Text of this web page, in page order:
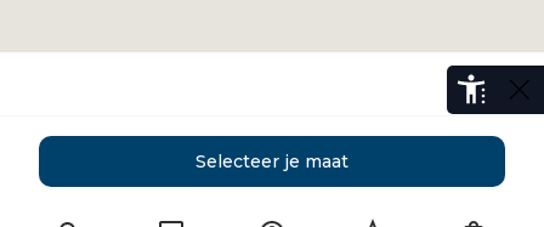
Selecteer je maat